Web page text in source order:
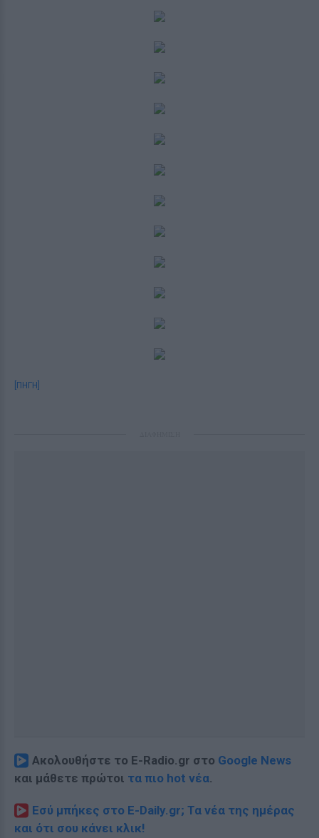
[ΠΗΓΗ]
Ακολουθήστε το E-Radio.gr στο Google News
και μάθετε πρώτοι τα πιο hot νέα.
Εσύ μπήκες στο E-Daily.gr; Τα νέα της ημέρας
και ότι σου κάνει κλικ!